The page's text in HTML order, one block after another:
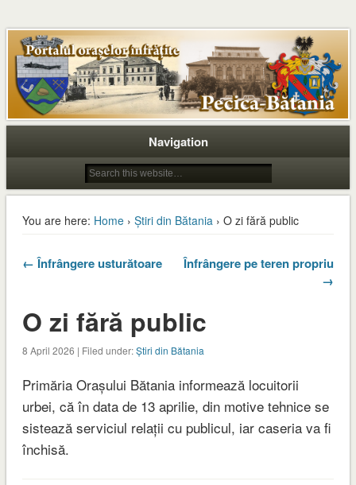
Navigation
You are here: Home› Știri din Bătania› O zi fără public
← Înfrângere usturătoare
Înfrângere pe teren propriu
→
O zi fără public
8 April 2026 | Filed under:Știri din Bătania
Primăria Orașului Bătania informează locuitorii
urbei, că în data de 13 aprilie, din motive tehnice se
sistează serviciul relații cu publicul, iar caseria va fi
închisă.